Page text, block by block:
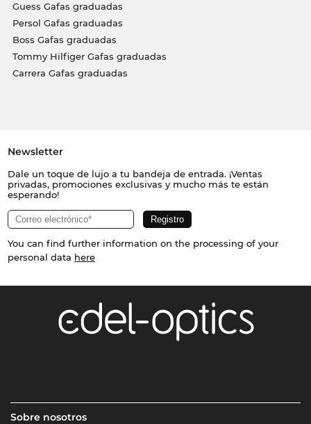
Guess Gafas graduadas
Persol Gafas graduadas
Boss Gafas graduadas
Tommy Hilfiger Gafas graduadas
Carrera Gafas graduadas
Newsletter
Dale un toque de lujo a tu bandeja de entrada. ¡Ventas
privadas, promociones exclusivas y mucho más te están
esperando!
You can find further information on the processing of your
personal data here
Sobre nosotros